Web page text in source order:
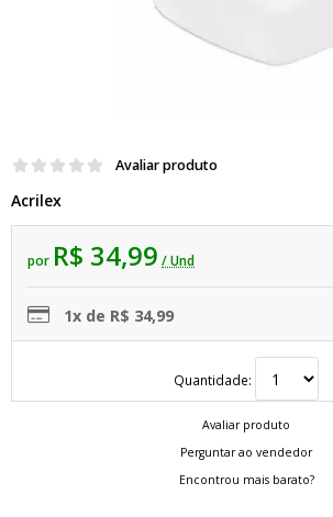
Avaliar produto
Acrilex
por R$ 34,99 / Und
1x de R$ 34,99
Quantidade:
Avaliar produto
Perguntar ao vendedor
Encontrou mais barato?